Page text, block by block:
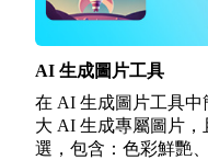
AI 生成圖片工具
在 AI 生成圖片工具
大 AI 生成專屬圖片
選，包含：色彩鮮艷